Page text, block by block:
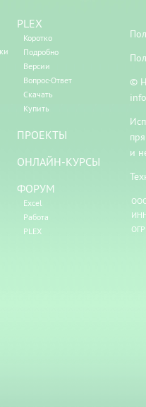
PLEX
Коротко
Подробно
Версии
Вопрос-Ответ
Скачать
Купить
ПРОЕКТЫ
ОНЛАЙН-КУРСЫ
ФОРУМ
Excel
Работа
PLEX
©
и